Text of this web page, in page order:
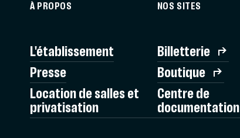
À PROPOS
L'établissement
Presse
Location de salles et
privatisation
NOS SITES
Billetterie
Boutique
Centre de
documentation